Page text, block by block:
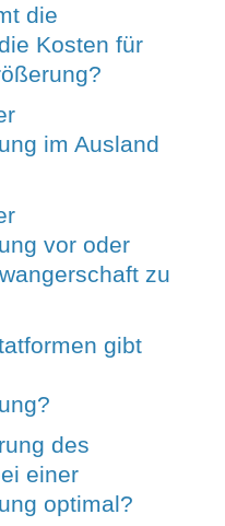
die
Kosten für
im Ausland
vor oder
zu
gibt
des
einer
optimal?